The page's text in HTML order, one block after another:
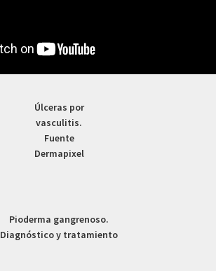
Úlceras por
vasculitis.
Fuente
Dermapixel
Pioderma gangrenoso.
Diagnóstico y tratamiento